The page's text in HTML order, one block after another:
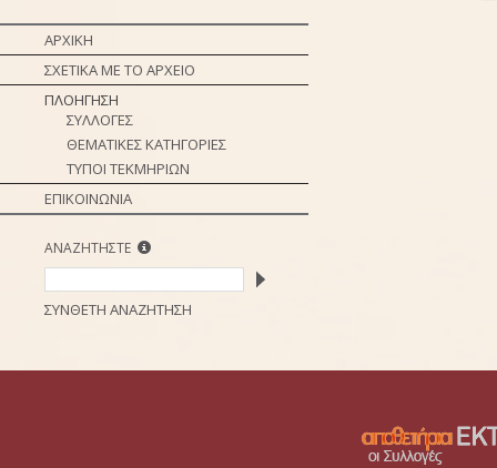
ΑΡΧΙΚΗ
ΣΧΕΤΙΚΑ ΜΕ ΤΟ ΑΡΧΕΙΟ
ΠΛΟΗΓΗΣΗ
ΣΥΛΛΟΓΕΣ
ΘΕΜΑΤΙΚΕΣ ΚΑΤΗΓΟΡΙΕΣ
ΤΥΠΟΙ ΤΕΚΜΗΡΙΩΝ
ΕΠΙΚΟΙΝΩΝΙΑ
ΑΝΑΖΗΤΗΣΤΕ
ΣΥΝΘΕΤΗ ΑΝΑΖΗΤΗΣΗ